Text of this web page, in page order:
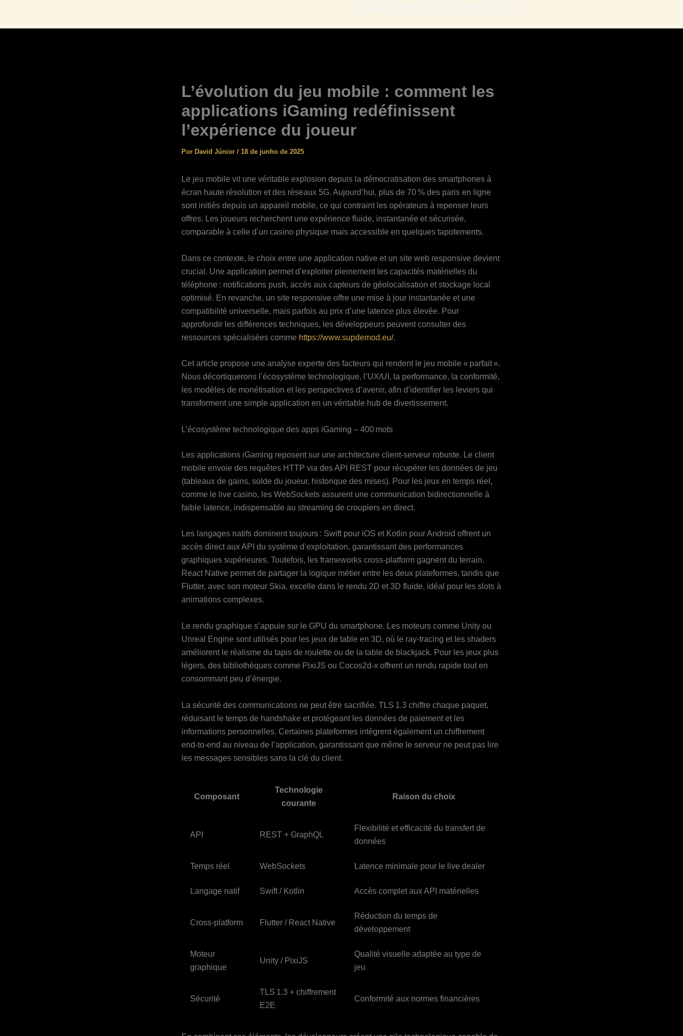
L’évolution du jeu mobile : comment les
applications iGaming redéfinissent
l’expérience du joueur
Por David Júnior / 18 de junho de 2025
Le jeu mobile vit une véritable explosion depuis la démocratisation des smartphones à
écran haute résolution et des réseaux 5G. Aujourd’hui, plus de 70 % des paris en ligne
sont initiés depuis un appareil mobile, ce qui contraint les opérateurs à repenser leurs
offres. Les joueurs recherchent une expérience fluide, instantanée et sécurisée,
comparable à celle d’un casino physique mais accessible en quelques tapotements.
Dans ce contexte, le choix entre une application native et un site web responsive devient
crucial. Une application permet d’exploiter pleinement les capacités matérielles du
téléphone : notifications push, accès aux capteurs de géolocalisation et stockage local
optimisé. En revanche, un site responsive offre une mise à jour instantanée et une
compatibilité universelle, mais parfois au prix d’une latence plus élevée. Pour
approfondir les différences techniques, les développeurs peuvent consulter des
ressources spécialisées comme https://www.supdemod.eu/.
Cet article propose une analyse experte des facteurs qui rendent le jeu mobile « parfait ».
Nous décortiquerons l’écosystème technologique, l’UX/UI, la performance, la conformité,
les modèles de monétisation et les perspectives d’avenir, afin d’identifier les leviers qui
transforment une simple application en un véritable hub de divertissement.
L’écosystème technologique des apps iGaming – 400 mots
Les applications iGaming reposent sur une architecture client‑serveur robuste. Le client
mobile envoie des requêtes HTTP via des API REST pour récupérer les données de jeu
(tableaux de gains, solde du joueur, historique des mises). Pour les jeux en temps réel,
comme le live casino, les WebSockets assurent une communication bidirectionnelle à
faible latence, indispensable au streaming de croupiers en direct.
Les langages natifs dominent toujours : Swift pour iOS et Kotlin pour Android offrent un
accès direct aux API du système d’exploitation, garantissant des performances
graphiques supérieures. Toutefois, les frameworks cross‑platform gagnent du terrain.
React Native permet de partager la logique métier entre les deux plateformes, tandis que
Flutter, avec son moteur Skia, excelle dans le rendu 2D et 3D fluide, idéal pour les slots à
animations complexes.
Le rendu graphique s’appuie sur le GPU du smartphone. Les moteurs comme Unity ou
Unreal Engine sont utilisés pour les jeux de table en 3D, où le ray‑tracing et les shaders
améliorent le réalisme du tapis de roulette ou de la table de blackjack. Pour les jeux plus
légers, des bibliothèques comme PixiJS ou Cocos2d‑x offrent un rendu rapide tout en
consommant peu d’énergie.
La sécurité des communications ne peut être sacrifiée. TLS 1.3 chiffre chaque paquet,
réduisant le temps de handshake et protégeant les données de paiement et les
informations personnelles. Certaines plateformes intègrent également un chiffrement
end‑to‑end au niveau de l’application, garantissant que même le serveur ne peut pas lire
les messages sensibles sans la clé du client.
Composant
Technologie
courante
Raison du choix
API REST + GraphQL
Flexibilité et efficacité du transfert de
données
Temps réel WebSockets Latence minimale pour le live dealer
Langage natif Swift / Kotlin Accès complet aux API matérielles
Cross‑platform Flutter / React Native
Réduction du temps de
développement
Moteur
graphique
Unity / PixiJS
Qualité visuelle adaptée au type de
jeu
Sécurité
TLS 1.3 + chiffrement
E2E
Conformité aux normes financières